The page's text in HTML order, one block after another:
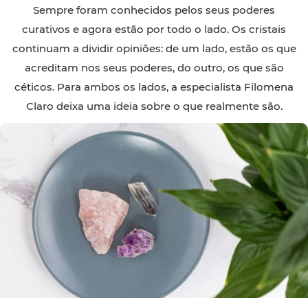
Sempre foram conhecidos pelos seus poderes
curativos e agora estão por todo o lado. Os cristais
continuam a dividir opiniões: de um lado, estão os que
acreditam nos seus poderes, do outro, os que são
céticos. Para ambos os lados, a especialista Filomena
Claro deixa uma ideia sobre o que realmente são.